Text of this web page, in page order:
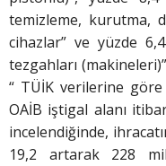
temizleme, kurutma,
cihazlar” ve yüzde
tezgahları
“ TÜİK verilerine göre
OAİB iştigal alanı
incelendiğinde,
19,2 artarak 228